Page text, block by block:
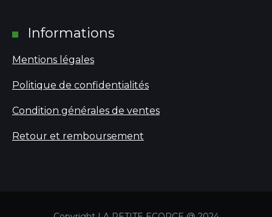
Informations
Mentions légales
Politique de confidentialités
Condition générales de ventes
Retour et remboursement